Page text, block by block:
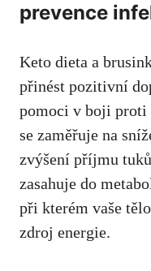
prevence
Keto dieta a
přinést pozitivní
pomoci v boji proti
se zaměřuje na
zvýšení příjmu
zasahuje do
při kterém vaše
zdroj energie.